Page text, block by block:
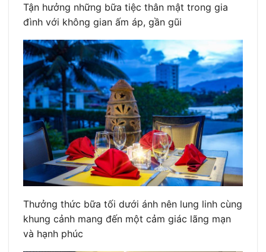
Tận hưởng những bữa tiệc thân mật trong gia
đình với không gian ấm áp, gần gũi
Thưởng thức bữa tối dưới ánh nên lung linh cùng
khung cảnh mang đến một cảm giác lãng mạn
và hạnh phúc